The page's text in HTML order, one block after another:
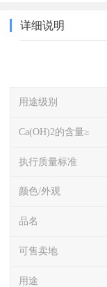
详细说明
用途级别
Ca(OH)2的含量≥
执行质量标准
颜色/外观
品名
可售卖地
用途